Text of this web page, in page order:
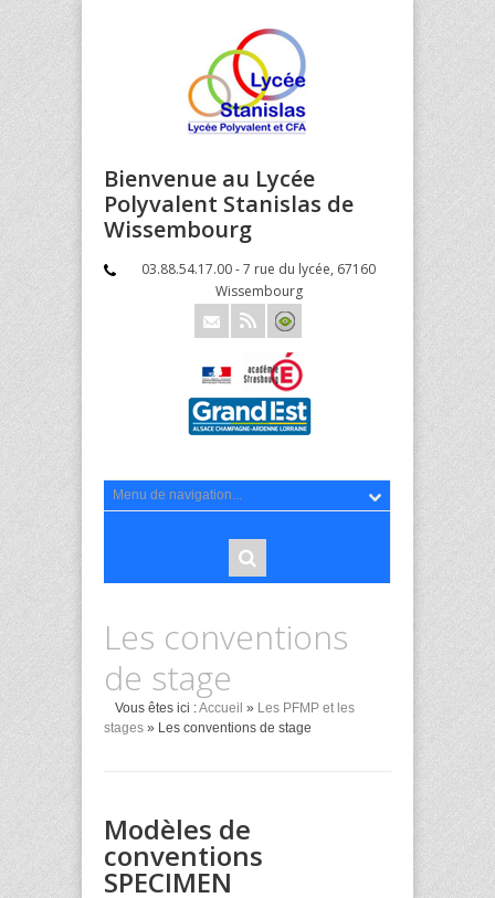
Bienvenue au Lycée
Polyvalent Stanislas de
Wissembourg
03.88.54.17.00 - 7 rue du lycée, 67160
Wissembourg
Les conventions
de stage
Vous êtes ici :Accueil » Les PFMP et les
stages » Les conventions de stage
Modèles de
conventions
SPECIMEN